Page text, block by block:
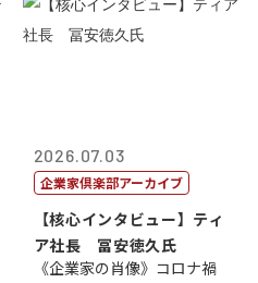
2026.07.03
企業家倶楽部アーカイブ
【核心インタビュー】ティ
ア社長 冨安徳久氏
《企業家の肖像》コロナ禍